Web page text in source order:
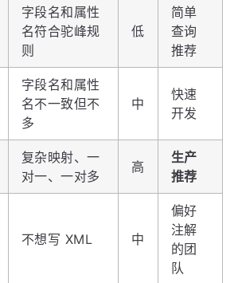
字段名和属性
名符合驼峰规
则
低
简单
查询
推荐
字段名和属性
名不一致但不
多
中
快速
开发
复杂映射、一
对一、一对多
高
生产
推荐
不想写 XML 中
偏好
注解
的团
队